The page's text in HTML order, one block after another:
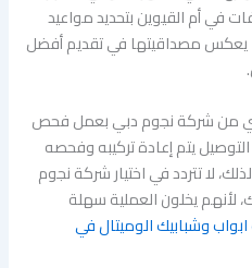
في أم القيوين بتحديد مواعيد
يعكس مصداقيتها في تقديم أفضل
من شركة نجوم دبي بعمل فحص
يتم إعادة تركيبه وفحصه
لا تتردد في اختيار شركة نجوم
لأنهم يخلون العملية سهلة
ابواب وشبابيك الوميتال في